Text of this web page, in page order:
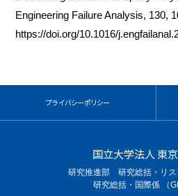
Engineering Failure Analysis, 130,
https://doi.org/10.1016/
プライバシーポリシー
国立大学法人 東
研究推進部 研究総括・リス
研究総括・国際係 （